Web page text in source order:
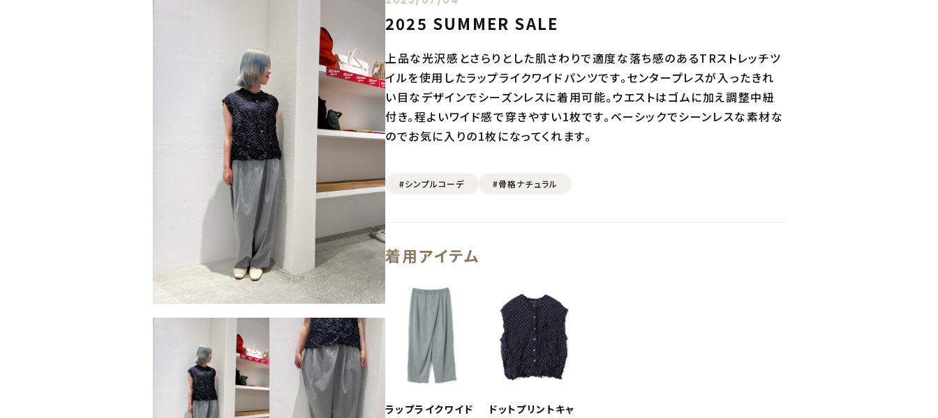
2025 SUMMER SALE
上品な光沢感とさらりとした肌さわりで適度な落ち感のあるTRストレッチツ
イルを使用したラップライクワイドパンツです。センタープレスが入ったきれ
い目なデザインでシーズンレスに着用可能。ウエストはゴムに加え調整中紐
付き。程よいワイド感で穿きやすい1枚です。ベーシックでシーンレスな素材な
のでお気に入りの1枚になってくれます。
#シンプルコーデ #骨格ナチュラル
着用アイテム
ラップライクワイド
ドットプリントキャ